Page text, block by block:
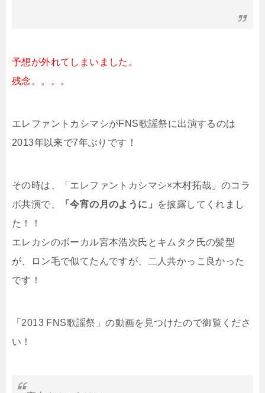
予想が外れてしまいました。
残念。。。。
エレファントカシマシがFNS歌謡祭に出演するのは
2013年以来で7年ぶりです！
その時は、「 エレファントカシマシ×木村拓哉」のコラ
ボ共演で、
「今宵の月のように」
を披露してくれまし
た！！
エレカシのボーカル宮本浩次氏とキムタク氏の髪型
が、ロン毛で似てたんですが、二人共かっこ良かった
です！
「2013 FNS歌謡祭」の動画を見つけたので御覧くださ
い！